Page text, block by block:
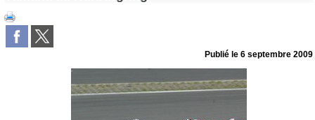
Publié le6 septembre 2009